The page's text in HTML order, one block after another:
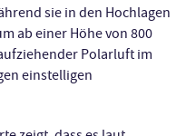
sie in den Hochlagen
ab einer Höhe von 800
Polarluft im
einstelligen